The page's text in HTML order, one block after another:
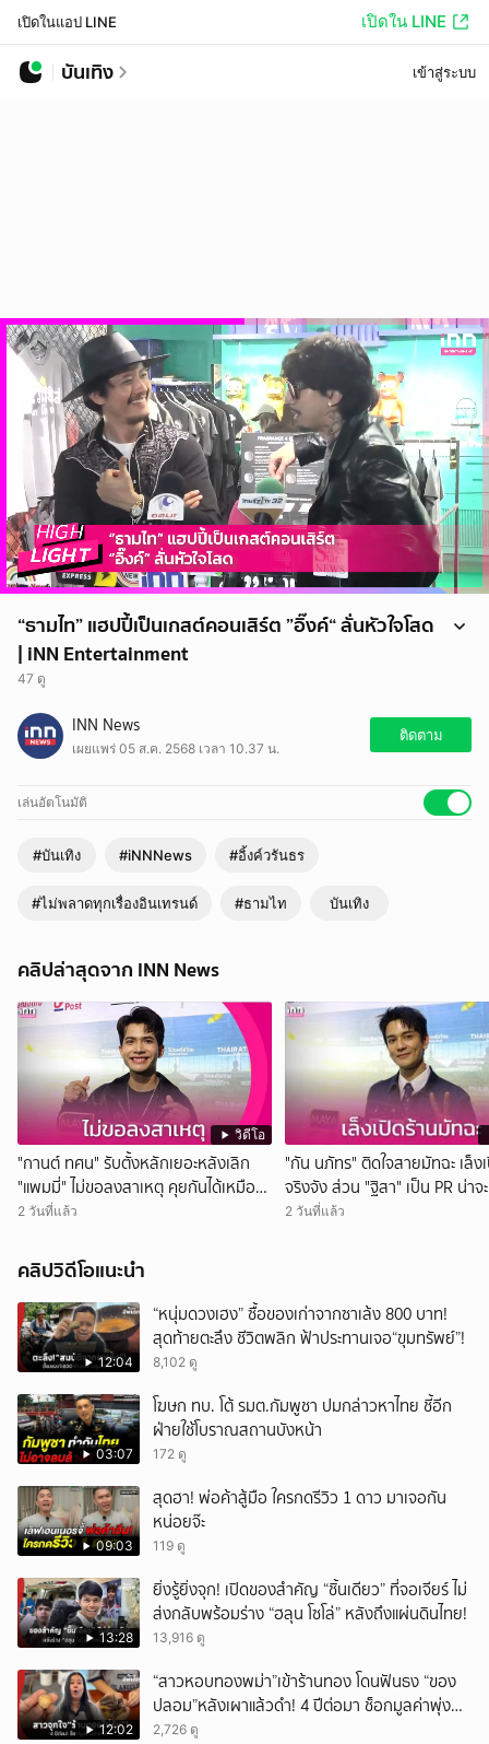
เปิดในแอป LINE เปิดใน LINE
บันเทิง เข้าสู่ระบบ
“ธามไท” แฮปปี้เป็นเกสต์คอนเสิร์ต ”อิ๊งค์“ ลั่นหัวใจโสด
| iNN Entertainment
47 ดู
นักแสดงหนุ่ม “ธามไท” แฮปปี้เป็นเกสต์คอนเสิร์ต “อิ๊งค์ วรันธร” ไม่รับค่าตัว
เผยอยากเล่นหนังอีก ยันโสดสนิท หัวใจยังว่าง ลั่นจีบได้
INN News
เผยแพร่ 05 ส.ค. 2568 เวลา 10.37 น.
ติดตาม
เล่นอัตโนมัติ
#บันเทิง #iNNNews #อิ้งค์วรันธร
#ไม่พลาดทุกเรื่องอินเทรนด์ #ธามไท บันเทิง
คลิปล่าสุดจาก INN News
วิดีโอ
"กานต์ ทศน" รับตั้งหลักเยอะหลังเลิก
"แพมมี่" ไม่ขอลงสาเหตุ คุยกันได้เหมือน
เดิม
2 วันที่แล้ว
"กัน นภัทร" ติดใจสายมัทฉะ เล็ง
จริงจัง ส่วน "ฐิสา" เป็น PR น่าจะ
กว่า
2 วันที่แล้ว
คลิปวิดีโอแนะนำ
12:04
“หนุ่มดวงเฮง” ซื้อของเก่าจากซาเล้ง 800 บาท!
สุดท้ายตะลึง ชีวิตพลิก ฟ้าประทานเจอ“ขุมทรัพย์”!
8,102 ดู
03:07
โฆษก ทบ. โต้ รมต.กัมพูชา ปมกล่าวหาไทย ชี้อีก
ฝ่ายใช้โบราณสถานบังหน้า
172 ดู
09:03
สุดฮา! พ่อค้าสู้มือ ใครกดรีวิว 1 ดาว มาเจอกัน
หน่อยจ๊ะ
119 ดู
13:28
ยิ่งรู้ยิ่งจุก! เปิดของสำคัญ “ชิ้นเดียว” ที่จอเจียร์ ไม่
ส่งกลับพร้อมร่าง “ฮลุน โซโล่” หลังถึงแผ่นดินไทย!
13,916 ดู
12:02
“สาวหอบทองพม่า”เข้าร้านทอง โดนฟันธง “ของ
ปลอม”หลังเผาแล้วดำ! 4 ปีต่อมา ช็อกมูลค่าพุ่ง
มหาศาล!
2,726 ดู